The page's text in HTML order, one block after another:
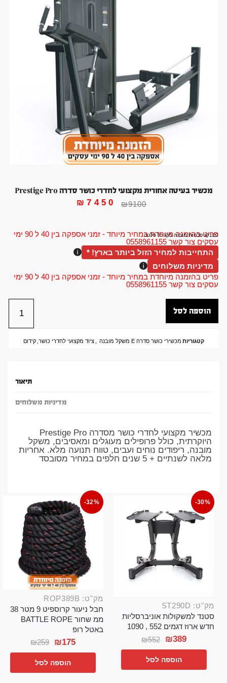
פריט בהזמנה מיוחדת במחיר מיוחד - זמני אספקה בין 40 ל 90 ימי
עסקים צור קשר 0558961155
מכשיר בעיטה אחורית מקצועי לחדרי כושר סדרה Prestige Pro
110קג פלטות מובנה 5קג כל פלטה
₪9100
₪7450
התחייבות למחיר הזול ביותר בארץ! *
מדיניות משלוחים
פריט בהזמנה מיוחדת במחיר מיוחד - זמני אספקה בין 40 ל 90 ימי
עסקים צור קשר 0558961155
הוספה לסל
קטגוריות מכשירי כושר סדרה E משקל מובנה ,ציוד מקצועי לחדרי כושר,קידום
תיאור
מדיניות משלוחים
מכשיר מקצועי לחדרי כושר מסדרה Prestige Pro
היוקרתית, כולל פרופילים מעוגלים ומאסיבים, משקל
מובנה, ריפודים נוחים ועבים, טווח תנועה מלא. אחריות
מלאה לשנתיים + 5 שנים חלפים במחיר מסובסד
-30%
מק"ט: ST290D
סטנד למשקולות אוניברסליות
חדש ארוז דגמים 552 , 1090
₪552 ₪389
הוספה לסל
-32%
מק"ט: ROP389B
חבל ניעור קרוספיט 9 מטר 38
ממ שחור BATTLE ROPE
באטל רופ
₪259 ₪175
הוספה לסל